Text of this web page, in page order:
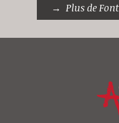
Plus de